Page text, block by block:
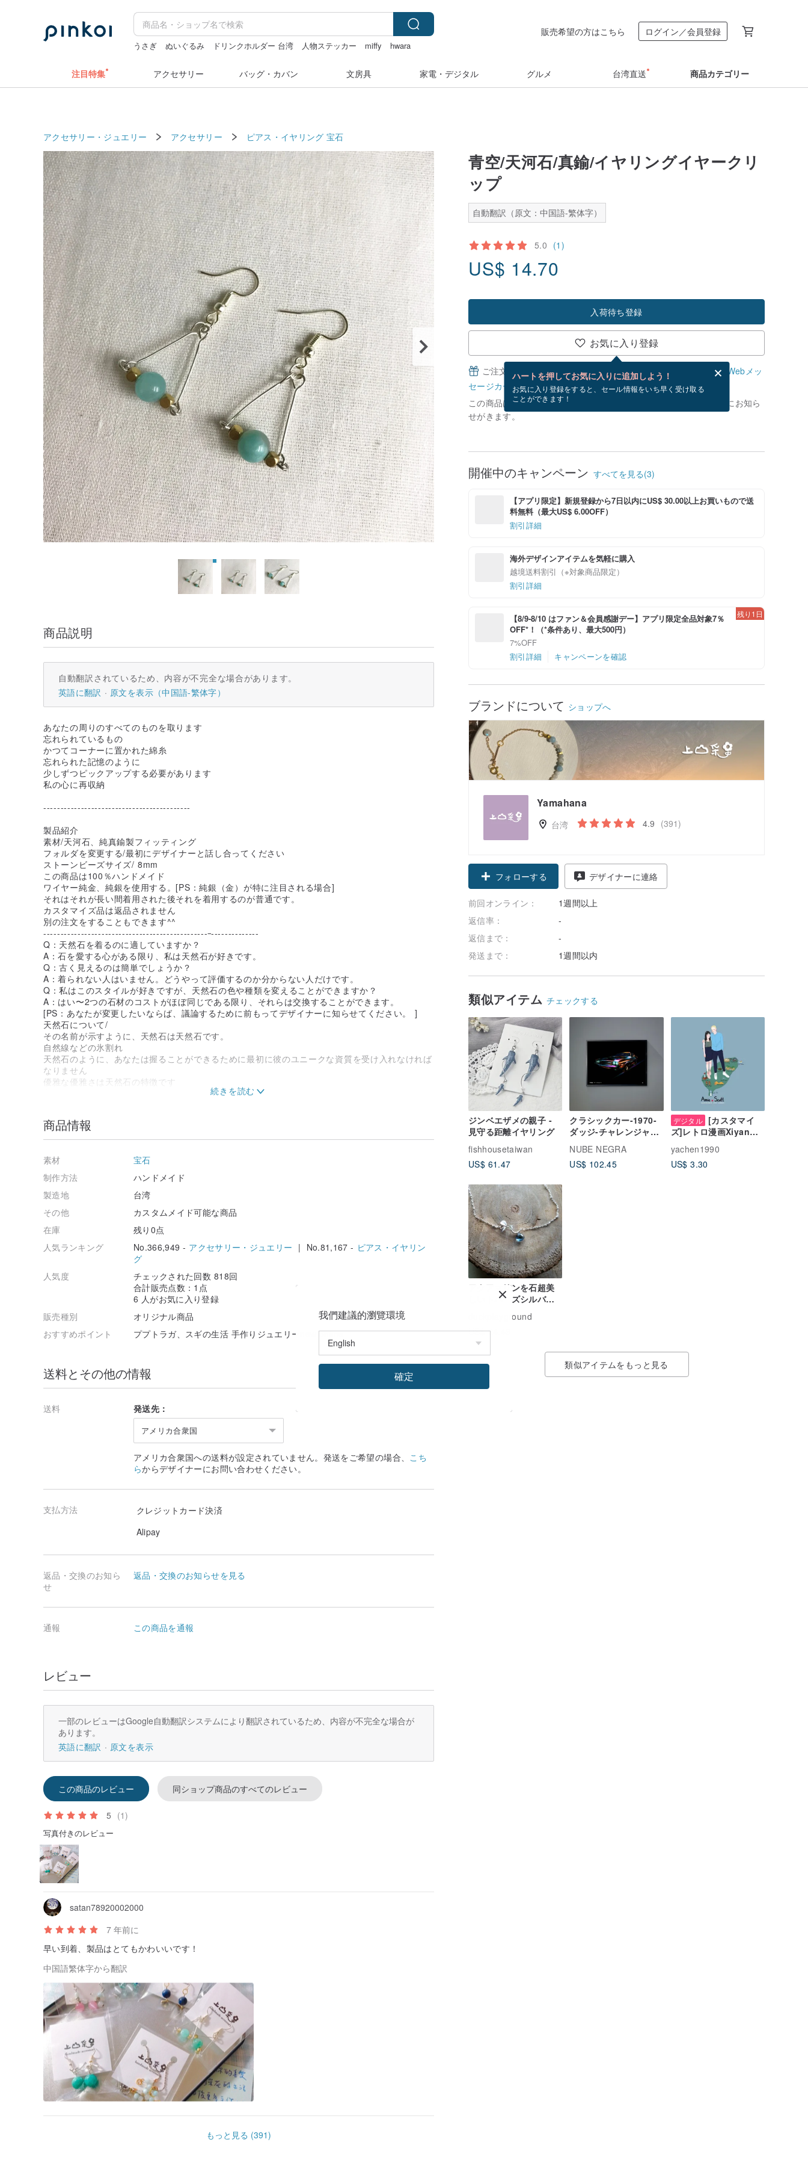
うさぎ ぬいぐるみ ドリンクホルダー 台湾 人物ステッカー miffy
hwara
販売希望の方はこちら ログイン／会員登録
注目特集 アクセサリー バッグ・カバン 文房具 家電・デジタル グルメ 台湾直送 商品カテゴリー
アクセサリー・ジュエリー アクセサリー ピアス・イヤリング 宝石
青空/天河石/真鍮/イヤリングイヤークリ
ップ
自動翻訳（原文：中国語-繁体字）
5.0 (1)
US$ 14.70
入荷待ち登録
お気に入り登録
ハートを押してお気に入りに追加しよう！
お気に入り登録をすると、セール情報をいち早く受け取る
ことができます！
ご注文完了後、無料でWebメッセージカードを作成できます。
Webメッ
セージカードとは？
この商品は現在在庫がありません。 [ 入荷待ち ] を押すと、優先的にお知ら
せがきます。
開催中のキャンペーン すべてを見る(3)
【アプリ限定】新規登録から7日以内にUS$ 30.00以上お買いもので送
料無料（最大US$ 6.00OFF）
割引詳細
海外デザインアイテムを気軽に購入
越境送料割引（※対象商品限定）
割引詳細
【8/9-8/10 はファン＆会員感謝デー】アプリ限定全品対象7％
OFF*！（*条件あり、最大500円）
7%OFF
割引詳細
キャンペーンを確認
残り1日
ブランドについて ショップへ
Yamahana
台湾 4.9 (391)
フォローする デザイナーに連絡
前回オンライン：
1週間以上
返信率：
-
返信まで：
-
発送まで：
1週間以内
類似アイテム チェックする
ジンベエザメの親子 -
見守る距離イヤリング
fishhousetaiwan
US$ 61.47
クラシックカー-1970-
ダッジ-チャレンジャー
け絵/限定版
NUBE NEGRA
US$ 102.45
デジタル [カスタマイ
ズ]レトロ漫画Xiyan
Hui/イラスト/家族のポ
ートレート/カップ
ル/Siyan Hui/ポートレ
yachen1990
US$ 3.30
アクアマリンを石超美
しいトパーズシルバー
メッキネックレス
duckplayground
US$ 24.49
類似アイテムをもっと見る
商品説明
自動翻訳されているため、内容が不完全な場合があります。
英語に翻訳
原文を表示（中国語-繁体字）
あなたの周りのすべてのものを取ります
忘れられているもの
かつてコーナーに置かれた綿糸
忘れられた記憶のように
少しずつピックアップする必要があります
私の心に再収納
-------------------------------------------
製品紹介
素材/天河石、純真鍮製フィッティング
フォルダを変更する/最初にデザイナーと話し合ってください
ストーンビーズサイズ/ 8mm
この商品は100％ハンドメイド
ワイヤー純金、純銀を使用する。[PS：純銀（金）が特に注目される場合]
それはそれが長い間着用された後それを着用するのが普通です。
カスタマイズ品は返品されません
別の注文をすることもできます^^
------------------------------------------------ --------------
Q：天然石を着るのに適していますか？
A：石を愛する心がある限り、私は天然石が好きです。
Q：古く見えるのは簡単でしょうか？
A：着られない人はいません。どうやって評価するのか分からない人だけです。
Q：私はこのスタイルが好きですが、天然石の色や種類を変えることができますか？
A：はい〜2つの石材のコストがほぼ同じである限り、それらは交換することができます。
[PS：あなたが変更したいならば、議論するために前もってデザイナーに知らせてください。 ]
天然石について/
その名前が示すように、天然石は天然石です。
自然線などの氷割れ
天然石のように、あなたは握ることができるために最初に彼のユニークな資質を受け入れなければ
なりません
優雅な優雅さは天然石の特徴です
衣服の形状により、顔の見た目と気質を引き立たせるのは簡単です。
追跡puputragaの人生へようこそ
随時新製品をアップデートする
------------
/////アクセサリーは常識を使用する/////
洗浄する前にアクセサリーを取り外してください。
濡れている場合は、乾いた布でやさしく拭いてください。
酸化を防ぐために直接クリーニングをしないでください
贈り物をするニーズを提供する
1、購入を追加する[執筆サービス] ------------------------ $ 20
2、プラス購入[ギフト包装サービス]
絶妙なギフトボックス+包装紙+カードの書き込み--------- $ 80
2、ドライフラワーシリーズの製品を追加
[針葉樹のガラス瓶のキーホルダー] ----------------------- $ 50
[オンデマンドドライブーケ] ---------------------------- $ 100
小さなドライフラワー束（約12cm）
（上記ドライフラワーシリーズは個別箱入りではなく、柄は今シーズン無作為に出荷されます）
購入エリアは注文を提供するために別の店舗を開きます〜
商品情報
素材
宝石
制作方法
ハンドメイド
製造地
台湾
その他
カスタムメイド可能な商品
在庫
残り0点
人気ランキング
No.366,949 - アクセサリー・ジュエリー | No.81,167 - ピアス・イヤリン
グ
人気度
チェックされた回数 818回
合計販売点数：1点
6 人がお気に入り登録
販売種別
オリジナル商品
おすすめポイント
ププトラガ、スギの生活 手作りジュエリーnew online
送料とその他の情報
送料 発送先：
アメリカ合衆国
アメリカ合衆国への送料が設定されていません。発送をご希望の場合、 こち
らからデザイナーにお問い合わせください。
支払方法
クレジットカード決済
Alipay
返品・交換のお知ら
せ
返品・交換のお知らせを見る
通報 この商品を通報
レビュー
一部のレビューはGoogle自動翻訳システムにより翻訳されているため、内容が不完全な場合が
あります。
英語に翻訳
原文を表示
この商品のレビュー 同ショップ商品のすべてのレビュー
5 (1)
写真付きのレビュー
satan78920002000
7 年前に
早い到着、製品はとてもかわいいです！
中国語繁体字から翻訳
もっと見る (391)
我們建議的瀏覽環境
確定